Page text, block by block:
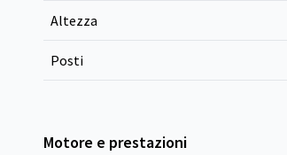
Altezza
Posti
Motore e prestazioni